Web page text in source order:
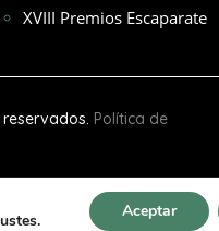
XVIII Premios Escaparate
Política de
Aceptar